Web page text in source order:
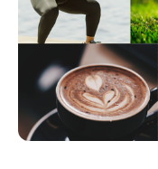
Hälsa
Livsstil